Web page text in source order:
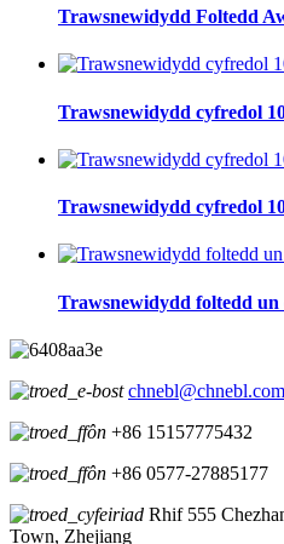
Trawsnewidydd Foltedd
Trawsnewidydd cyfredol
Trawsnewidydd cyfredol
Trawsnewidydd foltedd un
chnebl@chnebl.com
+86 15157775432
+86 0577-27885177
Rhif 555
Town, Zhejiang